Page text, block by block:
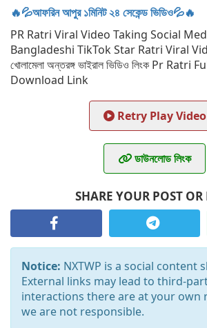
🔥💦আফরিন আপুর ১মিনিট ২৪ সেকেন্ড ভিডিও💦🔥
PR Ratri Viral Video Taking Social
Bangladeshi TikTok Star Ratri Viral
খোলামেলা অন্তরঙ্গ ভাইরাল ভিডিও লিংক Pr Ratri
Download Link
Retry Play Video
ডাউনলোড লিংক
SHARE YOUR POST
Notice: NXTWP is a social content
External links may lead to third-
interactions there are at your own
we are not responsible.